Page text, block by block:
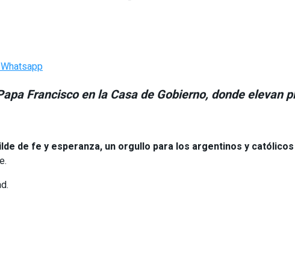
Francisco en la Casa de Gobierno, donde elevan
de fe y esperanza, un orgullo para los argentinos y